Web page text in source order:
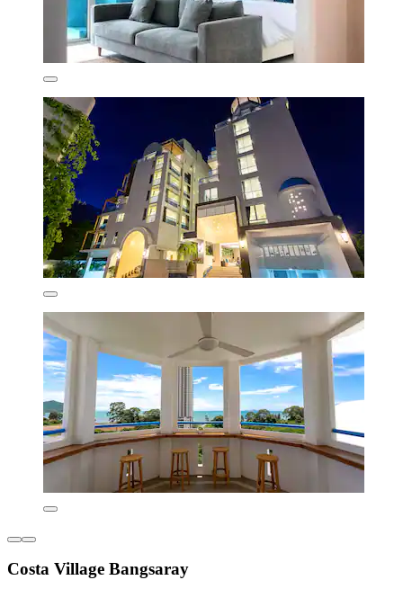
Costa Village Bangsaray